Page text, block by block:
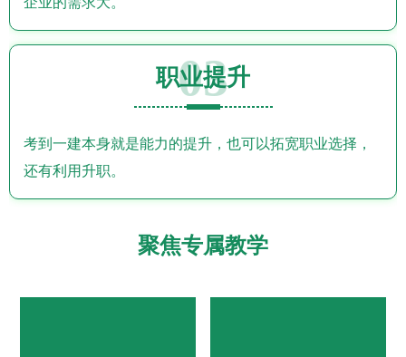
职业提升
03
考到一建本身就是能力的提升，也可以拓宽职业选择，
还有利用升职。
聚焦专属教学